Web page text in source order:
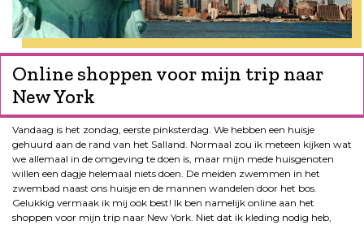
Online shoppen voor mijn trip naar
New York
Vandaag is het zondag, eerste pinksterdag. We hebben een huisje
gehuurd aan de rand van het Salland. Normaal zou ik meteen kijken wat
we allemaal in de omgeving te doen is, maar mijn mede huisgenoten
willen een dagje helemaal niets doen. De meiden zwemmen in het
zwembad naast ons huisje en de mannen wandelen door het bos.
Gelukkig vermaak ik mij ook best! Ik ben namelijk online aan het
shoppen voor mijn trip naar New York. Niet dat ik kleding nodig heb,